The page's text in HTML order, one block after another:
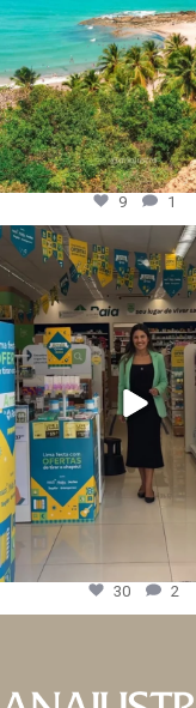
9 1
30 2